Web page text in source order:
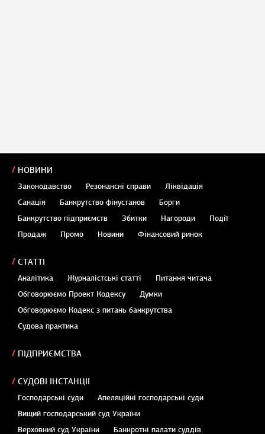
НОВИНИ
Законодавство Резонансні справи
Ліквідація
Санація
Банкрутство фінустанов
Борги
Банкрутство підприємств
Збитки Нагороди
Події
Продаж
Промо Новини Фінансовий ринок
СТАТТІ
Аналітика Журналістські статті
Питання читача
Обговорюємо Проект Кодексу
Думки
Обговорюємо Кодекс з питань банкрутства
Судова практика
ПІДПРИЄМСТВА
СУДОВІ ІНСТАНЦІЇ
Господарські суди
Апеляційні господарські суди
Вищий господарський суд України
Верховний суд України
Банкротні палати суддів